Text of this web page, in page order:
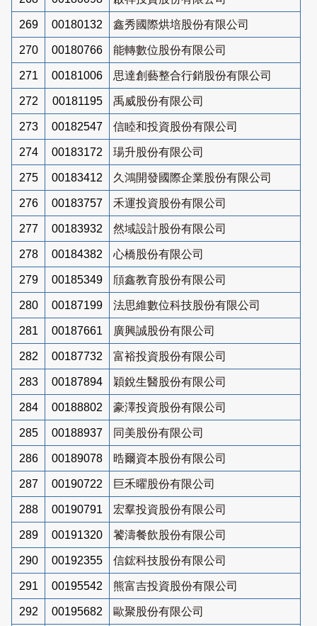
269 00180132 鑫秀國際烘培股份有限公司
270 00180766 能轉數位股份有限公司
271 00181006 思達創藝整合行銷股份有限公司
272 00181195 禹威股份有限公司
273 00182547 信睦和投資股份有限公司
274 00183172 瑒升股份有限公司
275 00183412 久鴻開發國際企業股份有限公司
276 00183757 禾運投資股份有限公司
277 00183932 然域設計股份有限公司
278 00184382 心橋股份有限公司
279 00185349 頎鑫教育股份有限公司
280 00187199 法思維數位科技股份有限公司
281 00187661 廣興誠股份有限公司
282 00187732 富裕投資股份有限公司
283 00187894 穎銳生醫股份有限公司
284 00188802 豪澤投資股份有限公司
285 00188937 同美股份有限公司
286 00189078 晧爾資本股份有限公司
287 00190722 巨禾曜股份有限公司
288 00190791 宏羣投資股份有限公司
289 00191320 饕濤餐飲股份有限公司
290 00192355 信鋐科技股份有限公司
291 00195542 熊富吉投資股份有限公司
292 00195682 歐聚股份有限公司